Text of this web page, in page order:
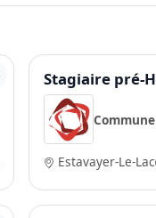
Stagiaire pré-
Estavayer-Le-Lac